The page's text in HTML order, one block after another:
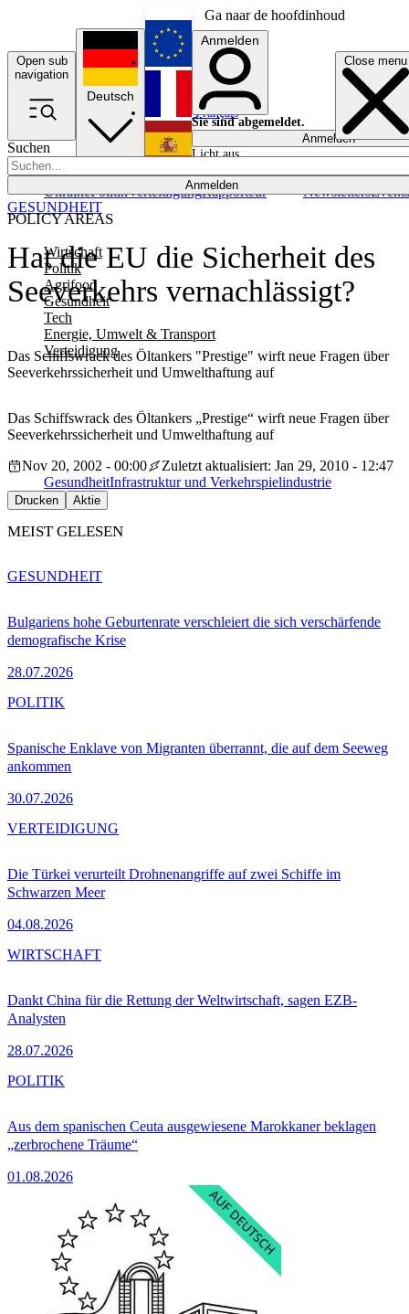
Ga naar de hoofdinhoud
Open sub
navigation
Close menu
Suchen
Anmelden
POLICY AREAS
Wirtschaft
Politik
Agrifood
Gesundheit
Tech
Energie, Umwelt & Transport
Verteidigung
UkrainePolitikVerteidigungRapporteur NewslettersEvents
Deutsch
English
Français
Anmelden
Sie sind abgemeldet.
Anmelden
Licht aus
Hat die EU die Sicherheit des
Seeverkehrs vernachlässigt?
Das Schiffswrack des Öltankers "Prestige" wirft neue Fragen über
Seeverkehrssicherheit und Umwelthaftung auf
GESUNDHEIT
Das Schiffswrack des Öltankers „Prestige“ wirft neue Fragen über
Seeverkehrssicherheit und Umwelthaftung auf
Nov 20, 2002 - 00:00
Zuletzt aktualisiert: Jan 29, 2010 - 12:47
GesundheitInfrastruktur und Verkehrspielindustrie
Drucken Aktie
MEIST GELESEN
Bulgariens hohe Geburtenrate verschleiert die sich verschärfende
demografische Krise
28.07.2026
GESUNDHEIT
Spanische Enklave von Migranten überrannt, die auf dem Seeweg
ankommen
30.07.2026
POLITIK
Die Türkei verurteilt Drohnenangriffe auf zwei Schiffe im
Schwarzen Meer
04.08.2026
VERTEIDIGUNG
Dankt China für die Rettung der Weltwirtschaft, sagen EZB-
Analysten
28.07.2026
WIRTSCHAFT
Aus dem spanischen Ceuta ausgewiesene Marokkaner beklagen
„zerbrochene Träume“
01.08.2026
POLITIK